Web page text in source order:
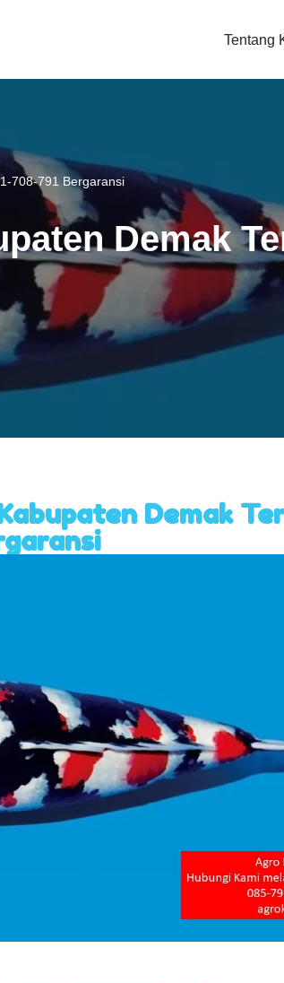
Tentang
708-791 Bergaransi
Demak
Demak